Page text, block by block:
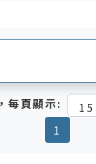
每頁顯示:
1